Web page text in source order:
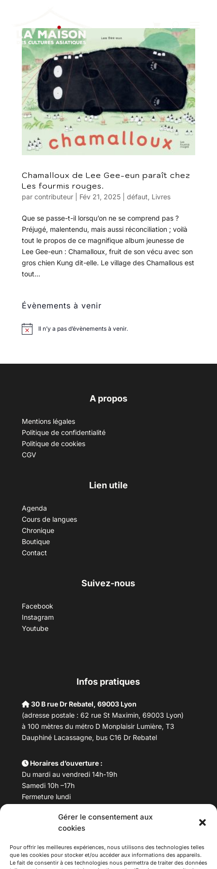
Gérer le consentement aux
cookies
Pour offrir les meilleures expériences, nous utilisons des technologies telles
que les cookies pour stocker et/ou accéder aux informations des appareils.
Le fait de consentir à ces technologies nous permettra de traiter des données
Chamalloux de Lee Gee-eun paraît chez
Les fourmis rouges.
par contributeur| Fév 21, 2025| défaut, Livres
Que se passe-t-il lorsqu’on ne se comprend pas ?
Préjugé, malentendu, mais aussi réconciliation ; voilà
tout le propos de ce magnifique album jeunesse de
Lee Gee-eun : Chamalloux, fruit de son vécu avec son
gros chien Kung dit-elle. Le village des Chamallous est
tout...
Évènements à venir
Il n’y a pas d’évènements à venir.
A propos
Mentions légales
Politique de confidentialité
Politique de cookies
CGV
Lien utile
Agenda
Cours de langues
Chronique
Boutique
Contact
Suivez-nous
Facebook
Instagram
Youtube
Infos pratiques
30 B rue Dr Rebatel, 69003 Lyon
(adresse postale : 62 rue St Maximin, 69003 Lyon)
à 100 mètres du métro D Monplaisir Lumière, T3
Dauphiné Lacassagne, bus C16 Dr Rebatel
Horaires d’ouverture :
Du mardi au vendredi 14h-19h
Samedi 10h –17h
Fermeture lundi
Téléphone : 04 78 53 06 40
maisondesculturesasiatiques@asiexpo.com